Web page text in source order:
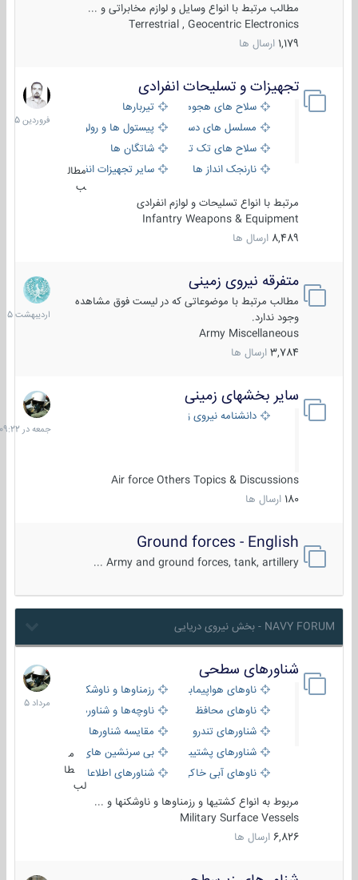
مطالب مرتبط با انواع وسایل و لوازم مخابراتی و ...
Terrestrial , Geocentric Electronics
1,179 ارسال ها
تجهیزات و تسلیحات انفرادی
سلاح های هجومی
تیربارها
مسلسل های دستی
پیستول ها و رولورها
سلاح های تک تیر اندازیشاتگان ها
نارنجک انداز ها
سایر تجهیزات انفرادی
مطال
ب
مرتبط با انواع تسلیحات و لوازم انفرادی
Infantry Weapons & Equipment
8,489 ارسال ها
17
فروردین
1405
متفرقه نیروی زمینی
مطالب مرتبط با موضوعاتی که در لیست فوق مشاهده
وجود ندارد.
Army Miscellaneous
3,784 ارسال ها
27
1405
سایر بخشهای زمینی
دانشنامه نیروی زمینی
Air force Others Topics & Discussions
180 ارسال ها
جمعه
در
09:22
Ground forces - English
Army and ground forces, tank, artillery ...
NAVY FORUM - بخش نیروی دریایی
شناورهای سطحی
ناوهای هواپیمابر و بالگرد بررزمناوها و ناوشکن‌ها
ناوهای محافظ
ناوچه‌ها و شناورهای گشتی
شناورهای تندرو
مقایسه شناورها
شناورهای پشتیبانی
بی سرنشین های دریایی
ناوهای آبی خاکی و نیروبرشناورهای اطلاعاتی و جاسوسی
طا
لب
مربوط به انواع کشتیها و رزمناوها و ناوشکنها و ...
Military Surface Vessels
6,826 ارسال ها
2
مرداد
1405